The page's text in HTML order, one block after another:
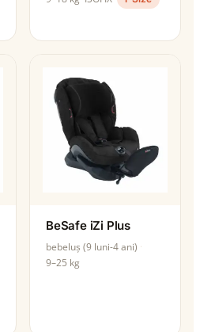
BeSafe iZi Plus
bebeluș (9 luni-4 ani)
9–25 kg